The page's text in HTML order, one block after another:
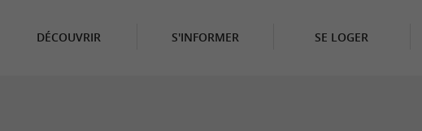
DÉCOUVRIR S'INFORMER SE LOGER